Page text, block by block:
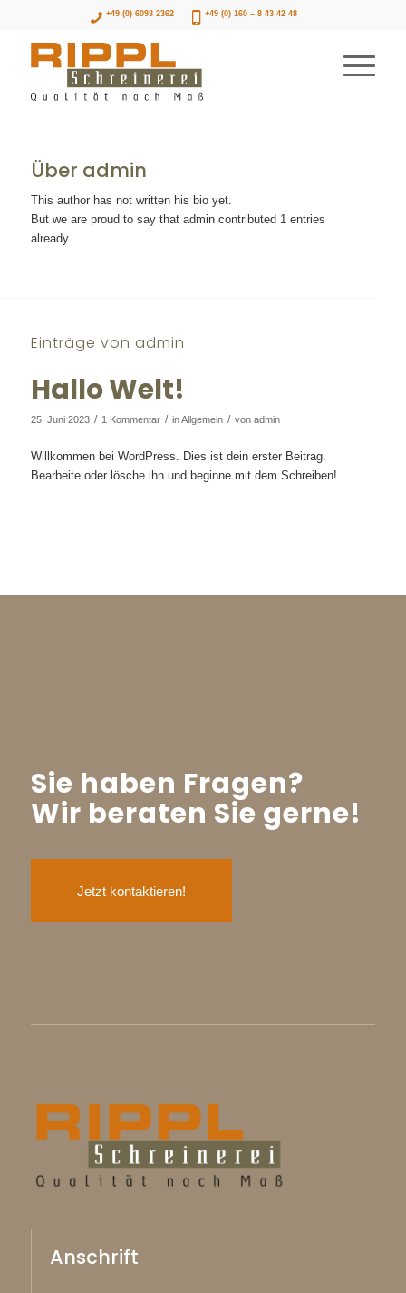
+49 (0) 6093 2362 +49 (0) 160 – 8 43 42 48
Über admin
This author has not written his bio yet.
But we are proud to say that admincontributed 1 entries
already.
Einträge von admin
Hallo Welt!
25. Juni 2023 / 1 Kommentar / inAllgemein / von admin
Willkommen bei WordPress. Dies ist dein erster Beitrag.
Bearbeite oder lösche ihn und beginne mit dem Schreiben!
Sie haben Fragen?
Wir beraten Sie gerne!
Jetzt kontaktieren!
Anschrift